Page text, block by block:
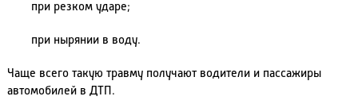
при резком ударе;
при нырянии в воду.
Чаще всего такую травму получают водители и пассажиры
автомобилей в ДТП.